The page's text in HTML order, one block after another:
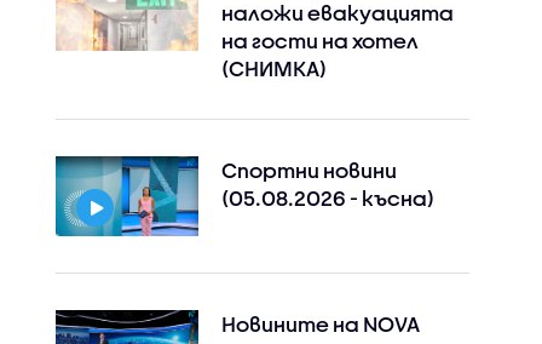
Instagram
наложи евакуацията
на гости на хотел
(СНИМКА)
Спортни новини
(05.08.2026 - късна)
Новините на NOVA